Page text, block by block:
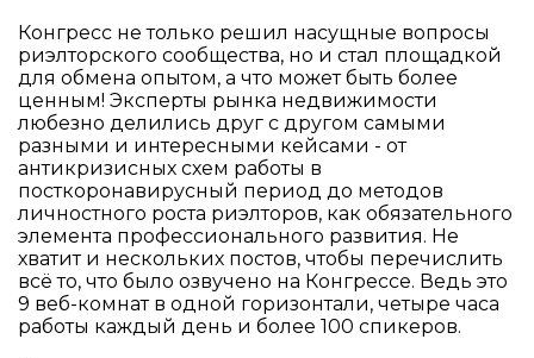
Конгресс не только решил насущные вопросы
риэлторского сообщества, но и стал площадкой
для обмена опытом, а что может быть более
ценным! Эксперты рынка недвижимости
любезно делились друг с другом самыми
разными и интересными кейсами - от
антикризисных схем работы в
посткоронавирусный период до методов
личностного роста риэлторов, как обязательного
элемента профессионального развития. Не
хватит и нескольких постов, чтобы перечислить
всё то, что было озвучено на Конгрессе. Ведь это
9 веб-комнат в одной горизонтали, четыре часа
работы каждый день и более 100 спикеров.